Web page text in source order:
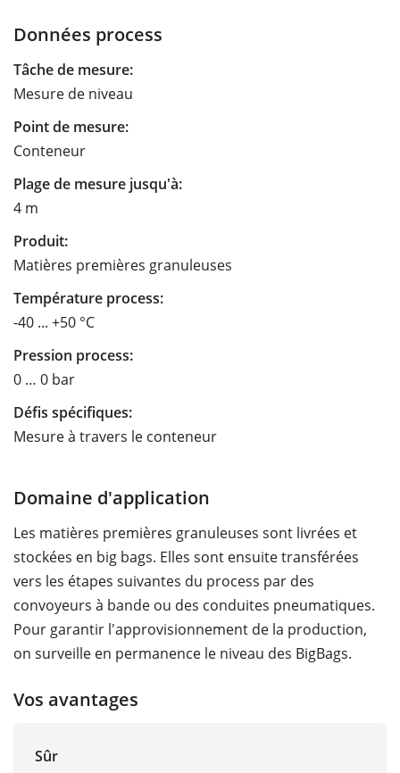
Données process
Tâche de mesure:
Mesure de niveau
Point de mesure:
Conteneur
Plage de mesure jusqu'à:
4 m
Produit:
Matières premières granuleuses
Température process:
-40 ... +50 °C
Pression process:
0 … 0 bar
Défis spécifiques:
Mesure à travers le conteneur
Domaine d'application
Les matières premières granuleuses sont livrées et
stockées en big bags. Elles sont ensuite transférées
vers les étapes suivantes du process par des
convoyeurs à bande ou des conduites pneumatiques.
Pour garantir l'approvisionnement de la production,
on surveille en permanence le niveau des BigBags.
Vos avantages
Sûr